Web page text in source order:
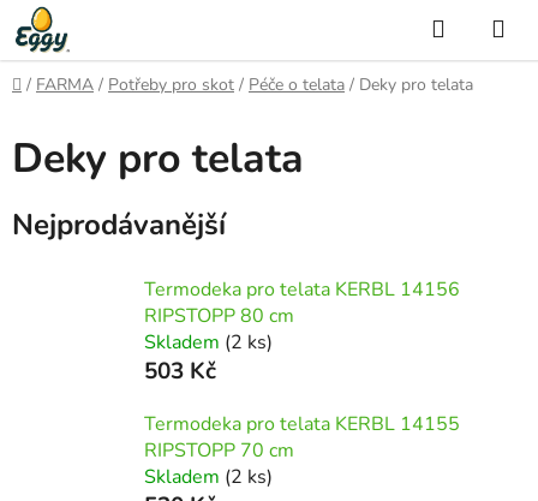
Přejít
na
obsah
Hledat
Domů
/ FARMA / Potřeby pro skot / Péče o telata / Deky pro telata
Deky pro telata
Nejprodávanější
Termodeka pro telata KERBL 14156
RIPSTOPP 80 cm
Skladem (2 ks)
503 Kč
Termodeka pro telata KERBL 14155
RIPSTOPP 70 cm
Skladem (2 ks)